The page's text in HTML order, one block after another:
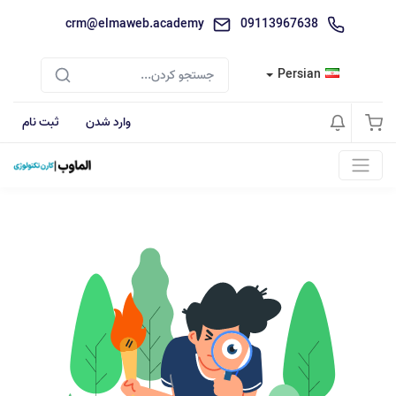
09113967638
crm@elmaweb.academy
Persian
وارد شدن ثبت نام